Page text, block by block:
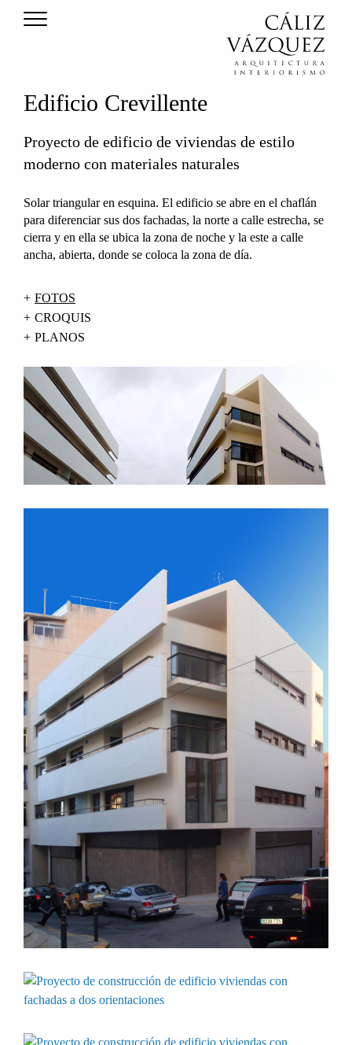
Edificio Crevillente
Proyecto de edificio de viviendas de estilo
moderno con materiales naturales
Solar triangular en esquina. El edificio se abre en el chaflán
para diferenciar sus dos fachadas, la norte a calle estrecha, se
cierra y en ella se ubica la zona de noche y la este a calle
ancha, abierta, donde se coloca la zona de día.
FOTOS
CROQUIS
PLANOS